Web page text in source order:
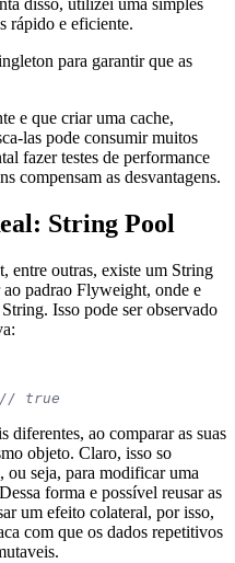
disso, utilizei uma simples
rápido e eficiente.
para garantir que as
e que criar uma cache,
las pode consumir muitos
fazer testes de performance
compensam as desvantagens.
String Pool
entre outras, existe um String
padrao Flyweight, onde e
Isso pode ser observado
// true
diferentes, ao comparar as suas
objeto. Claro, isso so
seja, para modificar uma
forma e possível reusar as
um efeito colateral, por isso,
com que os dados repetitivos